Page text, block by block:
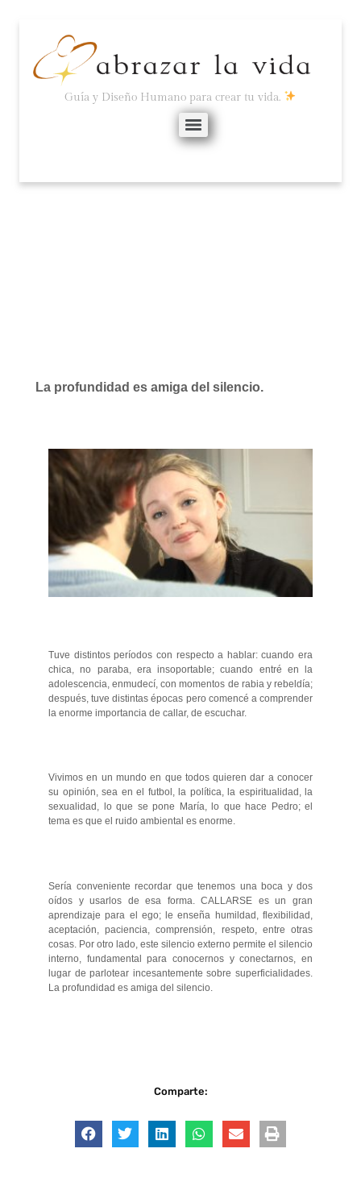
Guía y Diseño Humano para crear tu vida.
La profundidad es amiga del silencio.
Tuve distintos períodos con respecto a hablar: cuando era
chica, no paraba, era insoportable; cuando entré en la
adolescencia, enmudecí, con momentos de rabia y rebeldía;
después, tuve distintas épocas pero comencé a comprender
la enorme importancia de callar, de escuchar.
Vivimos en un mundo en que todos quieren dar a conocer
su opinión, sea en el futbol, la política, la espiritualidad, la
sexualidad, lo que se pone María, lo que hace Pedro; el
tema es que el ruido ambiental es enorme.
Sería conveniente recordar que tenemos una boca y dos
oídos y usarlos de esa forma. CALLARSE es un gran
aprendizaje para el ego; le enseña humildad, flexibilidad,
aceptación, paciencia, comprensión, respeto, entre otras
cosas. Por otro lado, este silencio externo permite el silencio
interno, fundamental para conocernos y conectarnos, en
lugar de parlotear incesantemente sobre superficialidades.
La profundidad es amiga del silencio.
Comparte: